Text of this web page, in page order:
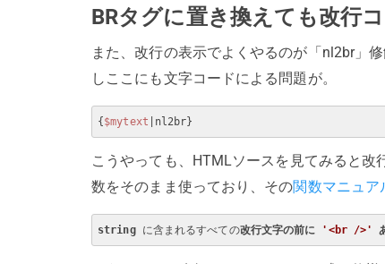
BRタグに置き換えても改行
また、改行の表示でよくやるのが「nl2br」
しここにも文字コードによる問題が。
{ $mytext
こうやっても、HTMLソースを見てみると
数をそのまま使っており、その関数マニュア
string に含まれるすべての改行文字の前に '<br />'